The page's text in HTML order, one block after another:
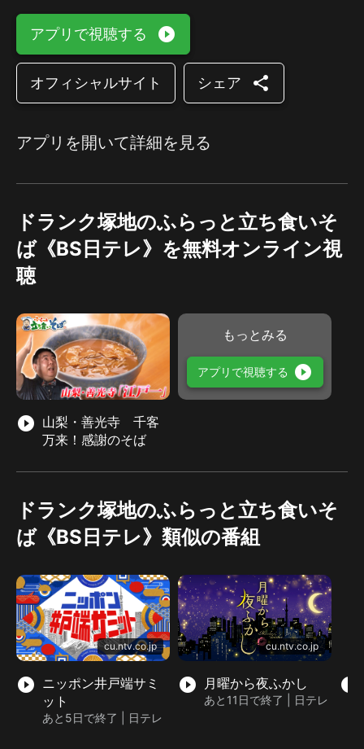
アプリで視聴する play_circle_filled
オフィシャルサイト シェア share
アプリを開いて詳細を見る
ドランク塚地のふらっと立ち食いそ
ば《BS日テレ》を無料オンライン視
聴
play_circle_filled 山梨・善光寺 千客
万来！感謝のそば
もっとみる
アプリで視聴する play_circle_filled
ドランク塚地のふらっと立ち食いそ
ば《BS日テレ》類似の番組
cu.ntv.co.jp
play_circle_filled ニッポン井戸端サミ
ット
あと5日で終了 | 日テレ
cu.ntv.co.jp
play_circle_filled 月曜から夜ふかし
あと11日で終了 | 日テレ
play_circle_filled